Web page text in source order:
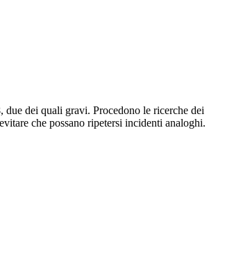
dei quali gravi. Procedono le ricerche dei
che possano ripetersi incidenti analoghi.